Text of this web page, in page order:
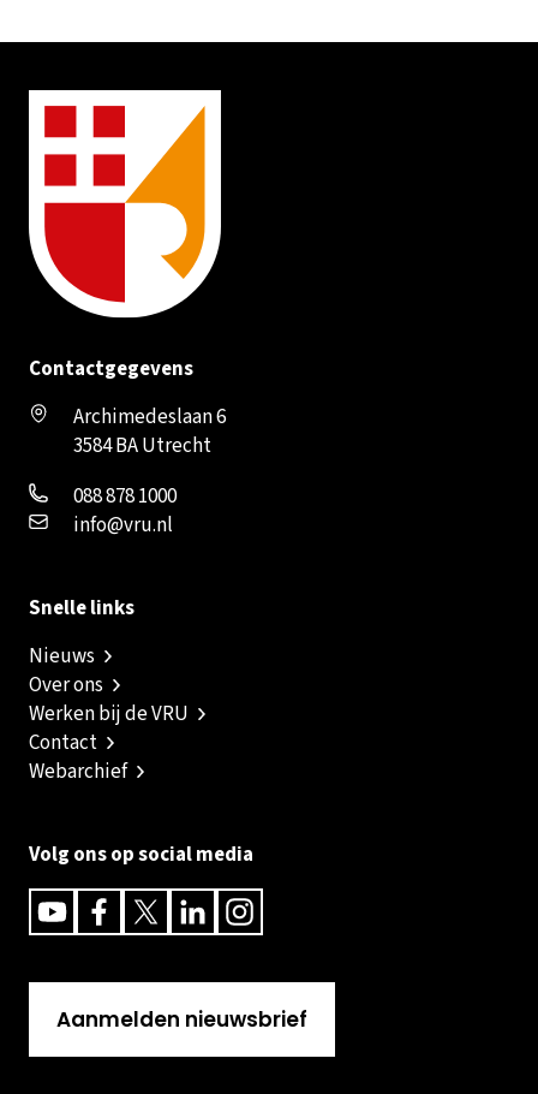
Contactgegevens
Archimedeslaan 6
3584 BA Utrecht
088 878 1000
info@vru.nl
Snelle links
Nieuws
Over ons
Werken bij de VRU
Contact
Webarchief
Volg ons op social media
YoutubeFacebookTwitterLinkedinInstagram
Aanmelden nieuwsbrief